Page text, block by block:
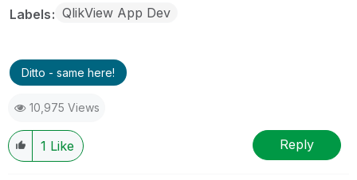
Labels QlikView App Dev
Ditto - same here!
10,975 Views
1 Like Reply